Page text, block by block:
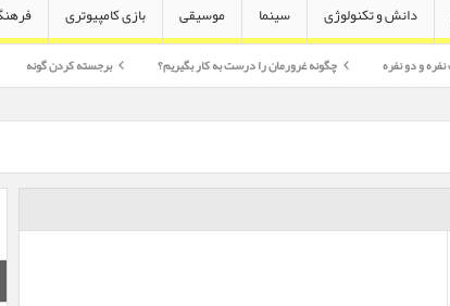
دانش و تکنولوژی سینما موسیقی بازی کامپیوتری
چگونه غرورمان را درست به کار بگیریم؟ برجسته کردن گونه اختلاف